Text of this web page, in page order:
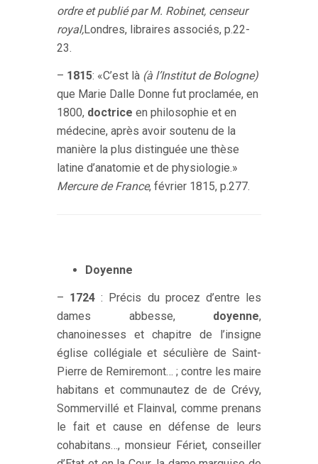
ordre et publié par M. Robinet, censeur
royal,Londres, libraires associés, p.22-
23.
– 1815: «C’est là (à l’Institut de Bologne)
que Marie Dalle Donne fut proclamée, en
1800, doctrice en philosophie et en
médecine, après avoir soutenu de la
manière la plus distinguée une thèse
latine d’anatomie et de physiologie.»
Mercure de France, février 1815, p.277.
Doyenne
– 1724: Précis du procez d’entre les
dames abbesse, doyenne,
chanoinesses et chapitre de l’insigne
église collégiale et séculière de Saint-
Pierre de Remiremont… ; contre les maire
habitans et communautez de de Crévy,
Sommervillé et Flainval, comme prenans
le fait et cause en défense de leurs
cohabitans…, monsieur Fériet, conseiller